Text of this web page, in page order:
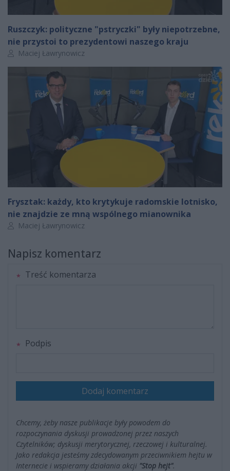
Ruszczyk: polityczne "pstryczki" były niepotrzebne,
nie przystoi to prezydentowi naszego kraju
Autor artykułu:
Maciej Ławrynowicz
Frysztak: każdy, kto krytykuje radomskie lotnisko,
nie znajdzie ze mną wspólnego mianownika
Autor artykułu:
Maciej Ławrynowicz
Napisz komentarz
Treść komentarza
Podpis
Dodaj komentarz
Chcemy, żeby nasze publikacje były powodem do
rozpoczynania dyskusji prowadzonej przez naszych
Czytelników; dyskusji merytorycznej, rzeczowej i kulturalnej.
Jako redakcja jesteśmy zdecydowanym przeciwnikiem hejtu w
Internecie i wspieramy działania akcji "Stop hejt".